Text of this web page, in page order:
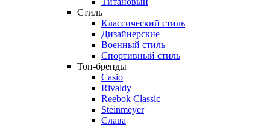
Стиль
Классический стиль
Дизайнерские
Военный стиль
Спортивный стиль
Топ-бренды
Casio
Rivaldy
Reebok Classic
Steinmeyer
Слава